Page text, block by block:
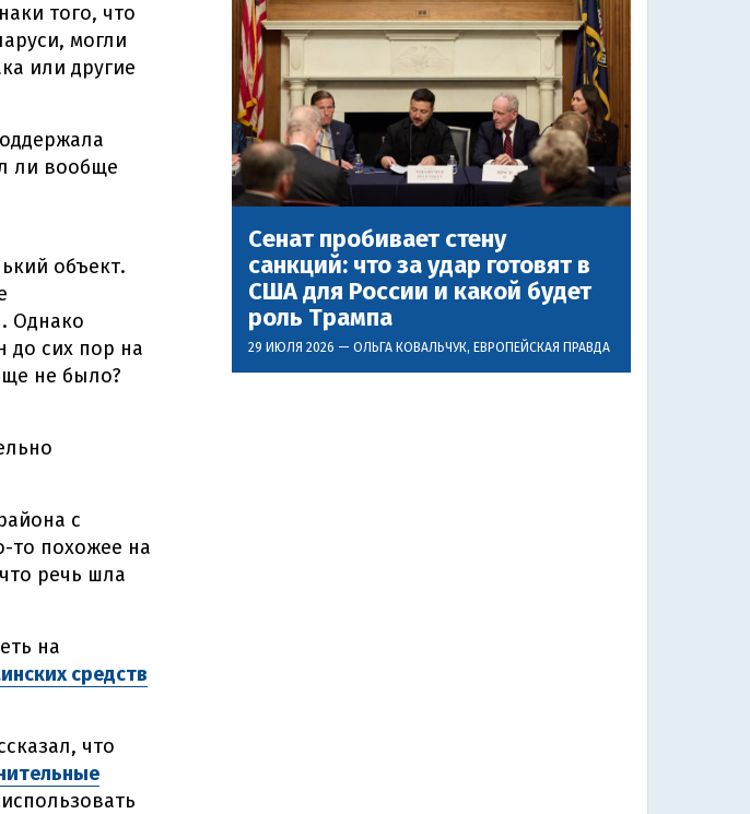
того, что
могли
или другие
ли вообще
объект.
Однако
до сих пор на
не было?
с
то похожее на
речь шла
на
средств
что
Сенат пробивает стену
санкций: что за удар готовят в
США для России и какой будет
роль Трампа
29 ИЮЛЯ 2026 — ОЛЬГА КОВАЛЬЧУК, ЕВРОПЕЙСКАЯ ПРАВДА